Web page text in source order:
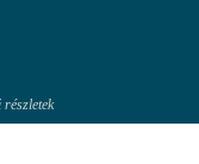
részletek